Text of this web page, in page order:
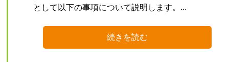
として以下の事項について説明します。...
続きを読む